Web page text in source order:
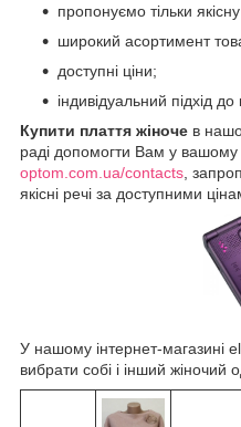
пропонуємо тільки
широкий асортимент
доступні ціни;
індивідуальний підхід до
Купити плаття жіноче в
раді допомогти Вам у вашому
optom.com.ua/contacts ,
якісні речі за доступними
У нашому інтернет-магазині
вибрати собі і інший жіночий